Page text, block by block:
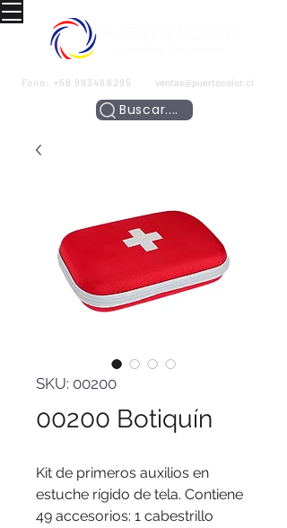
Fono: +56 993466295 ventas@puertocolor.cl
Buscar....
SKU: 00200
00200 Botiquín
Kit de primeros auxilios en
estuche rígido de tela. Contiene
49 accesorios: 1 cabestrillo